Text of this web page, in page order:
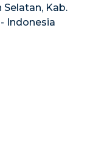
Selatan, Kab.
Indonesia